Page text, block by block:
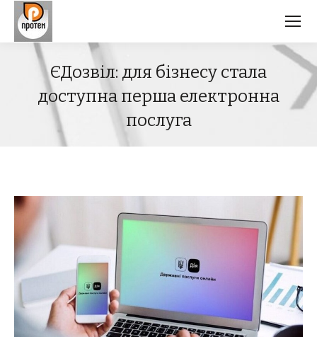
ЄДозвіл: для бізнесу стала
доступна перша електронна
послуга